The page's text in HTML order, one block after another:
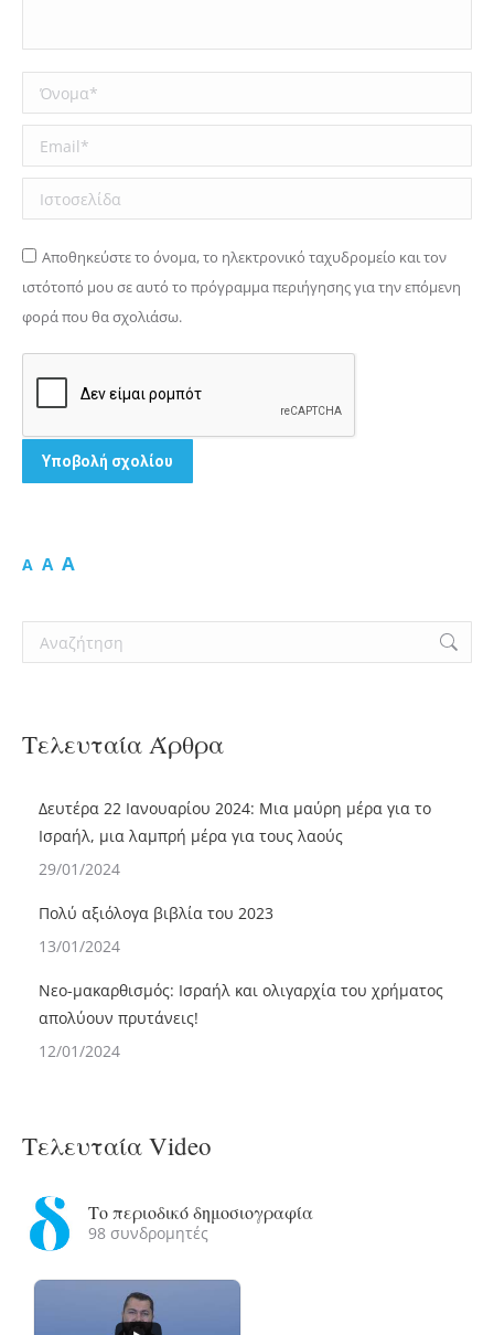
Όνομα *
Email *
Ιστοσελίδα
Αποθηκεύστε το όνομα, το ηλεκτρονικό ταχυδρομείο και τον
ιστότοπό μου σε αυτό το πρόγραμμα περιήγησης για την επόμενη
φορά που θα σχολιάσω.
Υποβολή σχολίου
A A A
Search:
Τελευταία Άρθρα
Δευτέρα 22 Ιανουαρίου 2024: Μια μαύρη μέρα για το
Ισραήλ, μια λαμπρή μέρα για τους λαούς
29/01/2024
Πολύ αξιόλογα βιβλία του 2023
13/01/2024
Νεο-μακαρθισμός: Ισραήλ και ολιγαρχία του χρήματος
απολύουν πρυτάνεις!
12/01/2024
Τελευταία Video
Το περιοδικό δημοσιογραφία
98 συνδρομητές